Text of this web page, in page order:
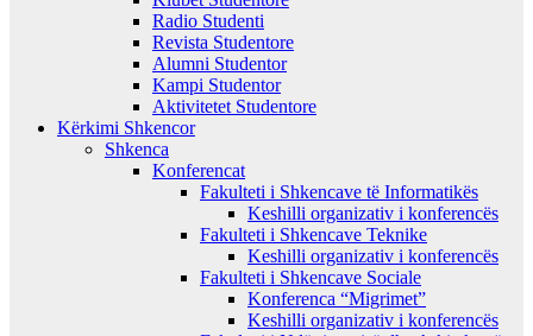
Radio Studenti
Revista Studentore
Alumni Studentor
Kampi Studentor
Aktivitetet Studentore
Kërkimi Shkencor
Shkenca
Konferencat
Fakulteti i Shkencave të Informatikës
Keshilli organizativ i konferencës
Fakulteti i Shkencave Teknike
Keshilli organizativ i konferencës
Fakulteti i Shkencave Sociale
Konferenca “Migrimet”
Keshilli organizativ i konferencës